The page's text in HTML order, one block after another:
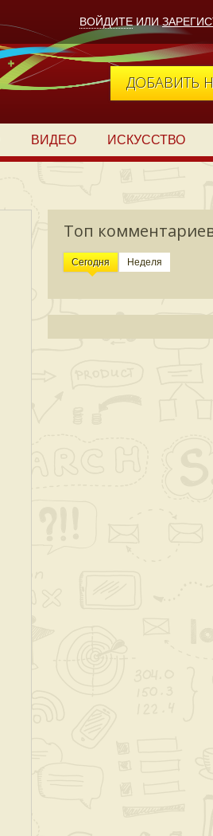
ВОЙДИТЕ ИЛИ
ДОБАВИТЬ
ВИДЕО ИСКУССТВО
Топ
Сегодня Неделя